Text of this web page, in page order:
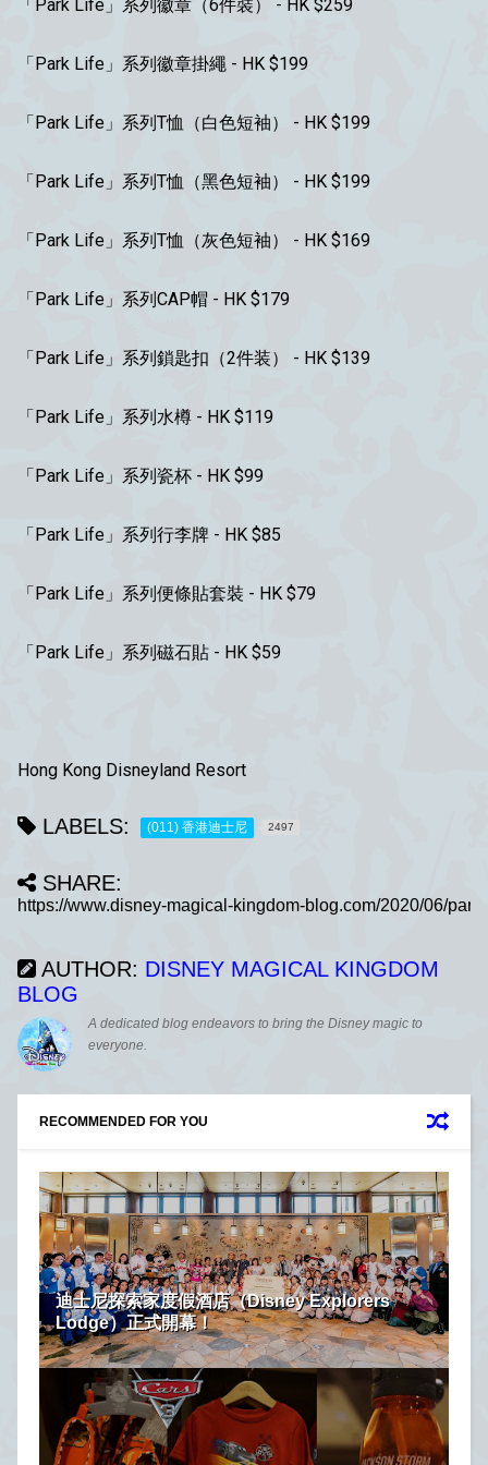
「Park Life」系列徽章（6件裝） - HK $259
「Park Life」系列徽章掛繩 - HK $199
「Park Life」系列T恤（白色短袖） - HK $199
「Park Life」系列T恤（黑色短袖） - HK $199
「Park Life」系列T恤（灰色短袖） - HK $169
「Park Life」系列CAP帽 - HK $179
「Park Life」系列鎖匙扣（2件装） - HK $139
「Park Life」系列水樽 - HK $119
「Park Life」系列瓷杯 - HK $99
「Park Life」系列行李牌 - HK $85
「Park Life」系列便條貼套裝 - HK $79
「Park Life」系列磁石貼 - HK $59
Hong Kong Disneyland Resort
LABELS: (011) 香港迪士尼 2497
SHARE:
AUTHOR: DISNEY MAGICAL KINGDOM
BLOG
A dedicated blog endeavors to bring the Disney magic to
everyone.
RECOMMENDED FOR YOU
迪士尼探索家度假酒店（Disney Explorers
Lodge）正式開幕！